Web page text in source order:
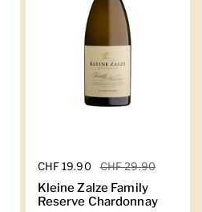
Regulärer Preis
CHF 19.90 Sale-Preis
CHF 29.90
Kleine Zalze Family
Reserve Chardonnay